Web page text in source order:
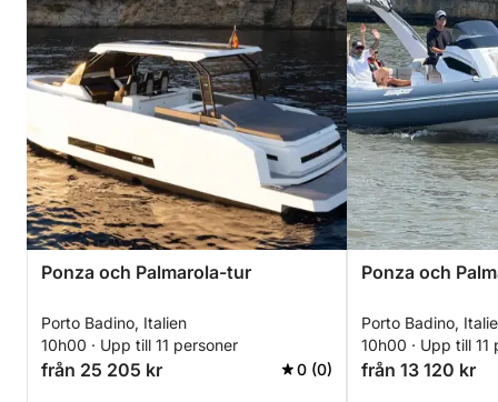
Ponza och Palmarola-tur
Porto Badino, Italien
10h00 · Upp till 11 personer
från 25 205 kr 0 (0)
Ponza och
Porto Badino,
10h00 · Upp till 11
från 13 120 kr